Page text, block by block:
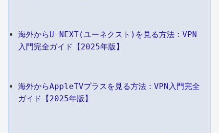
海外からU-NEXT(ユーネクスト)を見る方法：VPN
入門完全ガイド【2025年版】
海外からAppleTVプラスを見る方法：VPN入門完全
ガイド【2025年版】